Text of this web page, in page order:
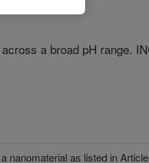
a broad pH range.
nanomaterial as listed in